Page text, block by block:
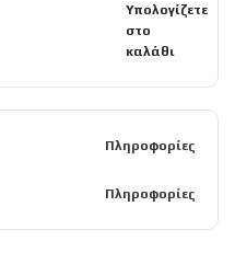
Υπολογίζετε
στο
καλάθι
Πληροφορίες
Πληροφορίες